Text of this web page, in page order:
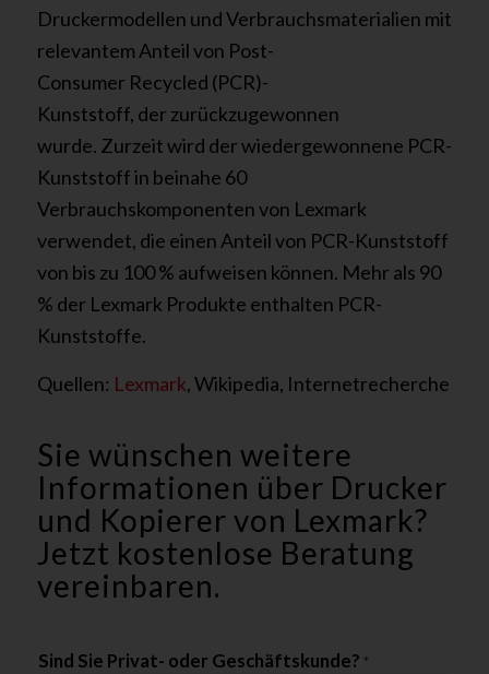
Druckermodellen und Verbrauchsmaterialien mit
relevantem Anteilvon Post-
Consumer Recycled (PCR)-
Kunststoff, der zurückzugewonnen
wurde. Zurzeit wird der wiedergewonnene PCR-
Kunststoff in beinahe 60
Verbrauchskomponenten von Lexmark
verwendet, die einen Anteil von PCR-Kunststoff
von bis zu 100 % aufweisen können. Mehr als 90
% der Lexmark Produkte enthalten PCR-
Kunststoffe.
Quellen: Lexmark, Wikipedia, Internetrecherche
Sie wünschen weitere
Informationen über Drucker
und Kopierer von Lexmark?
Jetzt kostenlose Beratung
vereinbaren.
Sind Sie Privat- oder Geschäftskunde? *